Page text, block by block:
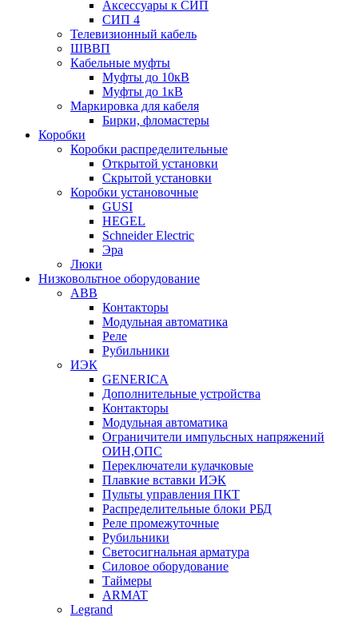
Аксессуары к СИП
СИП 4
Телевизионный кабель
ШВВП
Кабельные муфты
Муфты до 10кВ
Муфты до 1кВ
Маркировка для кабеля
Бирки, фломастеры
Коробки
Коробки распределительные
Открытой установки
Скрытой установки
Коробки установочные
GUSI
HEGEL
Schneider Electric
Эра
Люки
Низковольтное оборудование
ABB
Контакторы
Модульная автоматика
Реле
Рубильники
ИЭК
GENERICA
Дополнительные устройства
Контакторы
Модульная автоматика
Ограничители импульсных напряжений
ОИН,ОПС
Переключатели кулачковые
Плавкие вставки ИЭК
Пульты управления ПКТ
Распределительные блоки РБД
Реле промежуточные
Рубильники
Светосигнальная арматура
Силовое оборудование
Таймеры
ARMAT
Legrand